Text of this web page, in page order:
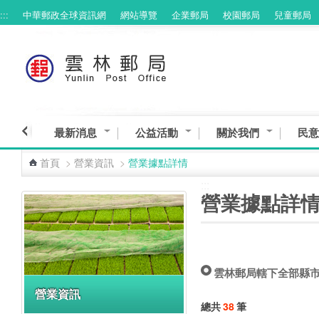
跳到主要內容區塊
::: 中華郵政全球資訊網 網站導覽 企業郵局 校園郵局 兒童郵局
最新消息 公益活動 關於我們 民
首頁 > 營業資訊 > 營業據點詳情
營業資訊
營業據點詳
雲林郵局轄下全部縣
總共38筆